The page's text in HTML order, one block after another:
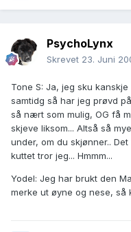
PsychoLynx
Skrevet 23. Juni
Tone S: Ja, jeg sku
samtidg så har jeg prøvd
så nært som mulig, OG få
skjeve liksom... Altså så
under, om du skjønner..
kuttet tror jeg... Hmmm...
Yodel: Jeg har brukt den
merke ut øyne og nese, så